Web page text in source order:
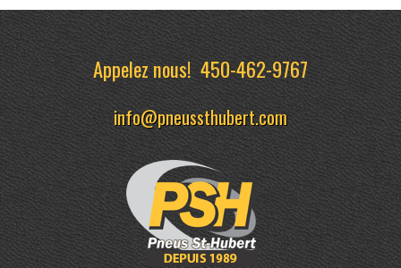
Appelez nous!450-462-9767
info@pneussthubert.com